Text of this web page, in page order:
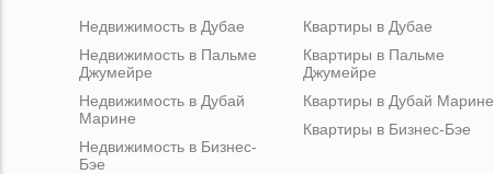
Недвижимость в Дубае
Недвижимость в Пальме
Джумейре
Недвижимость в Дубай
Марине
Недвижимость в Бизнес-
Бэе
Квартиры в Дубае
Квартиры в Пальме
Джумейре
Квартиры в Дубай Марине
Квартиры в Бизнес-Бэе